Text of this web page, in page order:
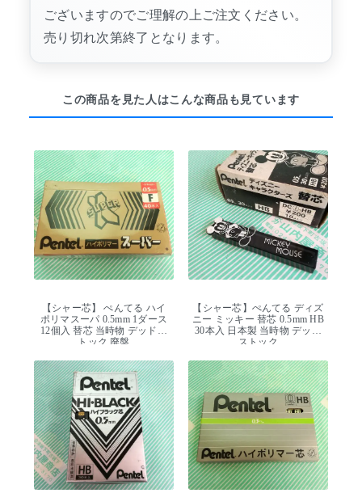
ございますのでご理解の上ご注文ください。
売り切れ次第終了となります。
この商品を見た人はこんな商品も見ています
【シャー芯】 ぺんてる ハイ
ポリマスーパ 0.5mm 1ダース
12個入 替芯 当時物 デッドス
トック 廃盤
【シャー芯】ぺんてる ディズ
ニー ミッキー 替芯 0.5mm HB
30本入 日本製 当時物 デッド
ストック